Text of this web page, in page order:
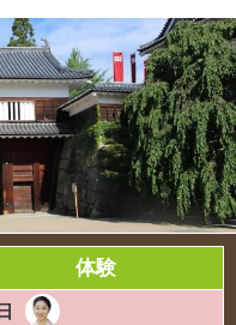
体験